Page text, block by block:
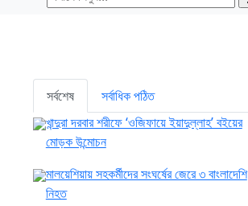
সর্বশেষ
সর্বাধিক পঠিত
খান্দুরা দরবার শরীফে ‘ওজিফায়ে ইয়াদুল্লাহ’ বইয়ের
মোড়ক উন্মোচন
মালয়েশিয়ায় সহকর্মীদের সংঘর্ষের জেরে ৩ বাংলাদেশি
নিহত